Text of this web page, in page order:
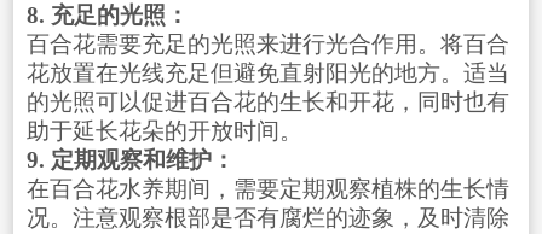
8. 充足的光照：
百合花需要充足的光照来进行光合作用。将百合
花放置在光线充足但避免直射阳光的地方。适当
的光照可以促进百合花的生长和开花，同时也有
助于延长花朵的开放时间。
9. 定期观察和维护：
在百合花水养期间，需要定期观察植株的生长情
况。注意观察根部是否有腐烂的迹象，及时清除